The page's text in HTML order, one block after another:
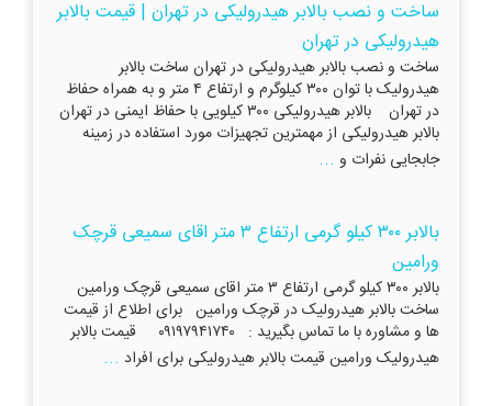
ساخت و نصب بالابر هیدرولیکی در تهران | قیمت بالابر
هیدرولیکی در تهران
ساخت و نصب بالابر هیدرولیکی در تهران ساخت بالابر
هیدرولیک با توان ۳۰۰ کیلوگرم و ارتفاع ۴ متر و به همراه حفاظ
در تهران بالابر هیدرولیکی ۳۰۰ کیلویی با حفاظ ایمنی در تهران
بالابر هیدرولیکی از مهمترین تجهیزات مورد استفاده در زمینه
جابجایی نفرات و ...
بالابر ۳۰۰ کیلو گرمی ارتفاع ۳ متر اقای سمیعی قرچک
ورامین
بالابر ۳۰۰ کیلو گرمی ارتفاع ۳ متر اقای سمیعی قرچک ورامین
ساخت بالابر هیدرولیک در قرچک ورامین برای اطلاع از قیمت
ها و مشاوره با ما تماس بگیرید : ۰۹۱۹۷۹۴۱۷۴۰ قیمت بالابر
هیدرولیک ورامین قیمت بالابر هیدرولیکی برای افراد ...